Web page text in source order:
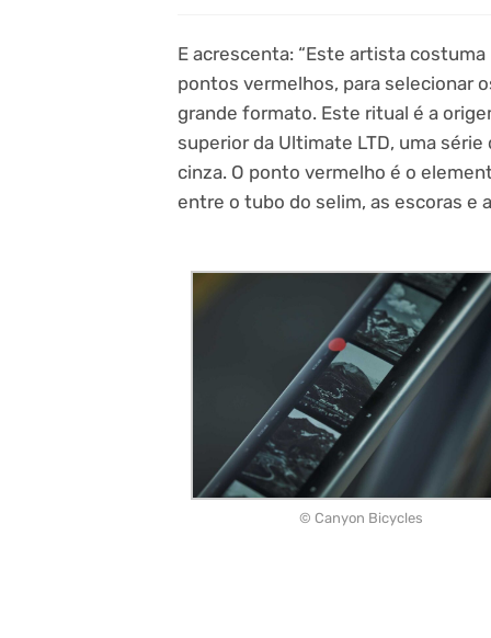
E acrescenta: “Este artista
pontos vermelhos, para selecionar
grande formato. Este ritual é a
superior da Ultimate LTD, uma
cinza. O ponto vermelho é o
entre o tubo do selim, as escoras e
© Canyon Bicycles